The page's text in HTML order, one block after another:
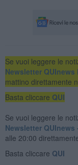
Se vuoi leggere le
Newsletter QUInews
mattino direttamente
Basta cliccare QUI
Se vuoi leggere le
Newsletter QUInews
alle 20:00
Basta cliccare QUI